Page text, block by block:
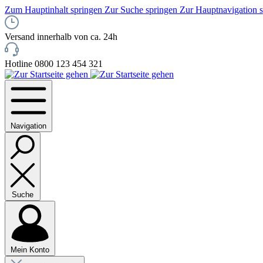
Zum Hauptinhalt springen Zur Suche springen Zur Hauptnavigation
Versand innerhalb von ca. 24h
Hotline 0800 123 454 321
Navigation
Suche
Mein Konto